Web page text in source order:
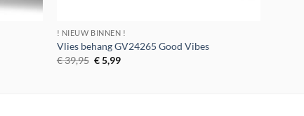
! NIEUW BINNEN !
Vlies behang GV24265 Good Vibes
€39,95 Oorspronkelijke
prijs
€5,99Huidige